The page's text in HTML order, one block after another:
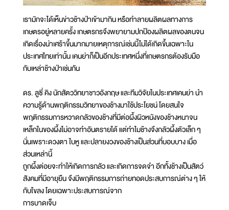
เรามักจะได้เห็นข่าวช้างป่าเข้ามากิน หรือทำลายผลิตผลทางการ
เกษตรอยู่หลายครั้ง เกษตรกรจึงพยายามปกป้องผลิตผลของตนจน
เกิดเรื่องน่าเศร้าขึ้นมากมายเหตุการณ์เช่นนี้ไม่ได้เกิดขึ้นเฉพาะใน
ประเทศไทยเท่านั้น เคนย่าก็เป็นอีกประเทศหนึ่งที่เกษตรกรต้องรับมือ
กับเหล่าช้างป่าเช่นกัน
ดร. ลูซี่ คิง นักสัตววิทยาชาวอังกฤษ และทีมวิจัยในประเทศเคนย่า นำ
ความรู้ด้านพฤติกรรมวิทยาของช้างมาใช้ประโยชน์ โดยสนใจ
พฤติกรรมการหวาดกลัวของช้างที่มีต่อผึ้งผิวหนังของช้างหนาจน
เหล็กในของผึ้งไม่อาจทำอันตรายได้ แต่ทำไมช้างจึงกลัวผึ้งตัวเล็ก ๆ
นั่นเพราะดวงตา ใบหู และปลายงวงของช้างเป็นส่วนที่บอบบาง เมื่อ
ส่วนเหล่านี้
ถูกผึ้งต่อยจะทำให้เกิดการกลัว และเกิดการจดจำ อีกทั้งช้างเป็นสัตว์
สังคมที่มีอายุยืน จึงมีพฤติกรรมการถ่ายทอดประสบการณ์ต่าง ๆ ให้
กับโขลง โดยเฉพาะประสบการณ์จาก
การบาดเจ็บ